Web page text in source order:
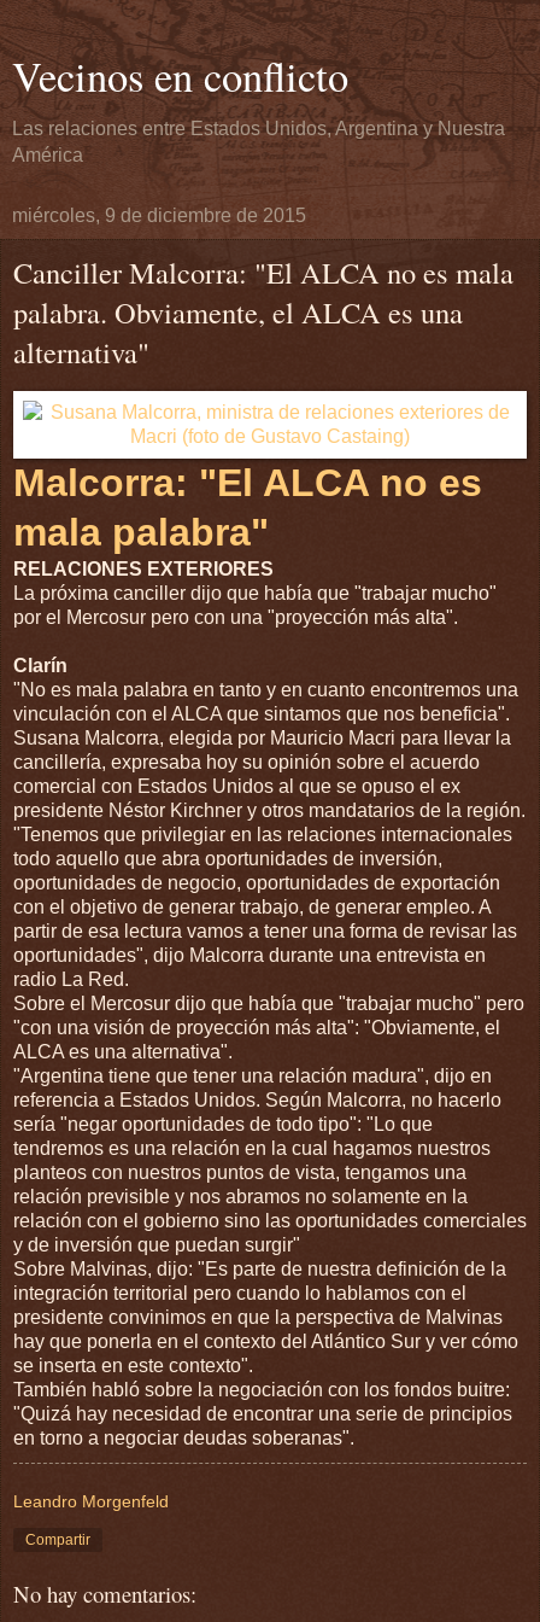
Vecinos en conflicto
Las relaciones entre Estados Unidos, Argentina y Nuestra
América
miércoles, 9 de diciembre de 2015
Canciller Malcorra: "El ALCA no es mala
palabra. Obviamente, el ALCA es una
alternativa"
Malcorra: "El ALCA no es
mala palabra"
RELACIONES EXTERIORES
La próxima canciller dijo que había que "trabajar mucho"
por el Mercosur pero con una "proyección más alta".
Clarín
"No es mala palabra en tanto y en cuanto encontremos una
vinculación con el ALCA que sintamos que nos beneficia".
Susana Malcorra, elegida por Mauricio Macri para llevar la
cancillería, expresaba hoy su opinión sobre el acuerdo
comercial con Estados Unidos al que se opuso el ex
presidente Néstor Kirchner y otros mandatarios de la región.
"Tenemos que privilegiar en las relaciones internacionales
todo aquello que abra oportunidades de inversión,
oportunidades de negocio, oportunidades de exportación
con el objetivo de generar trabajo, de generar empleo. A
partir de esa lectura vamos a tener una forma de revisar las
oportunidades", dijo Malcorra durante una entrevista en
radio La Red.
Sobre el Mercosur dijo que había que "trabajar mucho" pero
"con una visión de proyección más alta": "Obviamente, el
ALCA es una alternativa".
"Argentina tiene que tener una relación madura", dijo en
referencia a Estados Unidos. Según Malcorra, no hacerlo
sería "negar oportunidades de todo tipo": "Lo que
tendremos es una relación en la cual hagamos nuestros
planteos con nuestros puntos de vista, tengamos una
relación previsible y nos abramos no solamente en la
relación con el gobierno sino las oportunidades comerciales
y de inversión que puedan surgir"
Sobre Malvinas, dijo: "Es parte de nuestra definición de la
integración territorial pero cuando lo hablamos con el
presidente convinimos en que la perspectiva de Malvinas
hay que ponerla en el contexto del Atlántico Sur y ver cómo
se inserta en este contexto".
También habló sobre la negociación con los fondos buitre:
"Quizá hay necesidad de encontrar una serie de principios
en torno a negociar deudas soberanas".
Leandro Morgenfeld
Compartir
No hay comentarios: